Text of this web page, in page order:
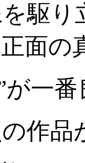
駆
面の
が一
作